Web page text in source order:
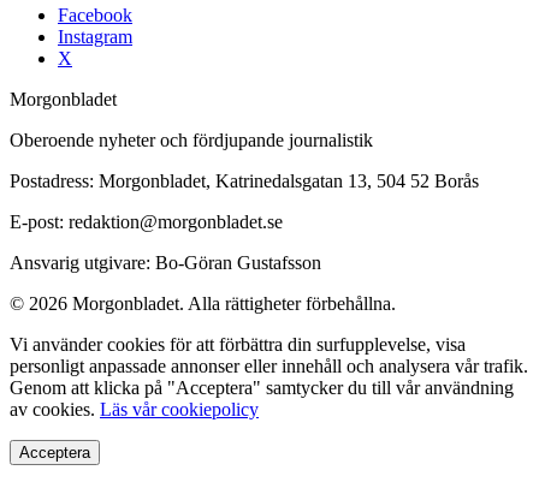
Facebook
Instagram
X
Morgonbladet
Oberoende nyheter och fördjupande journalistik
Postadress: Morgonbladet, Katrinedalsgatan 13, 504 52 Borås
E-post: redaktion@morgonbladet.se
Ansvarig utgivare: Bo-Göran Gustafsson
© 2026 Morgonbladet. Alla rättigheter förbehållna.
Vi använder cookies för att förbättra din surfupplevelse, visa
personligt anpassade annonser eller innehåll och analysera vår trafik.
Genom att klicka på "Acceptera" samtycker du till vår användning
av cookies. Läs vår cookiepolicy
Acceptera